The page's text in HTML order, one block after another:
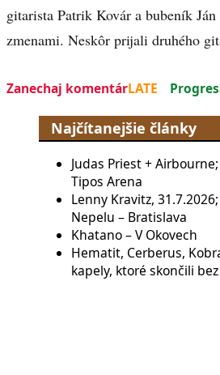
gitarista Patrik Kovár a bubeník
zmenami. Neskôr prijali druhého
Zanechaj komentárLATE
Najčítanejšie články
Judas Priest +
Tipos Arena
Lenny Kravitz,
Nepelu – Bratislava
Khatano – V Okovech
Hematit, Cerberus,
kapely, ktoré skončili